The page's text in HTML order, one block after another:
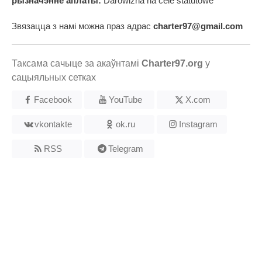
Звязацца з намі можна праз адрас charter97@gmail.com
Таксама сачыце за акаўнтамі Charter97.org у
сацыяльных сетках
Facebook YouTube X.com
vkontakte ok.ru Instagram
RSS Telegram